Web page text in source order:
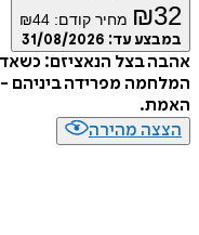
₪ מחיר קודם: ₪44
עד:31/08/2026
בצל הנאציזם: כשאדריכל
מפרידה ביניהם -
מהירה